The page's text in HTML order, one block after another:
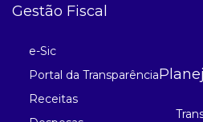
Gestão Fiscal
e-Sic
Portal da Transparência
Receitas